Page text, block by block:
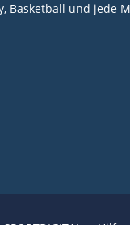
Basketball und jede